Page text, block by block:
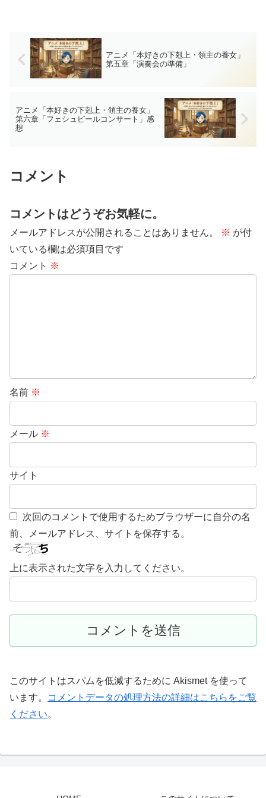
アニメ「本好きの下剋上・領主の養女」
第五章「演奏会の準備」
アニメ「本好きの下剋上・領主の養女」
第六章「フェシュピールコンサート」感
想
コメント
コメントはどうぞお気軽に。
メールアドレスが公開されることはありません。 ※ が付
いている欄は必須項目です
コメント ※
名前 ※
メール ※
サイト
次回のコメントで使用するためブラウザーに自分の名
前、メールアドレス、サイトを保存する。
上に表示された文字を入力してください。
このサイトはスパムを低減するために Akismet を使って
います。
コメントデータの処理方法の詳細はこちらをご覧
ください。